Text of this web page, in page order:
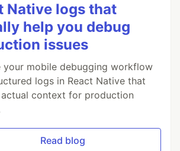
Native logs that
help you debug
issues
your mobile debugging workflow
logs in React Native that
context for production
Read blog